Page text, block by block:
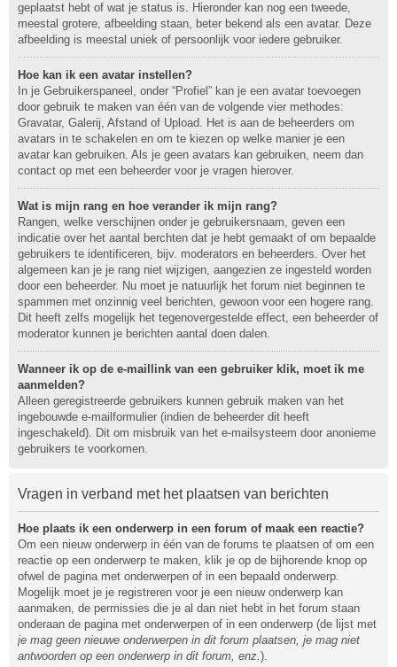
geplaatst hebt of wat je status is. Hieronder kan nog een tweede,
meestal grotere, afbeelding staan, beter bekend als een avatar. Deze
afbeelding is meestal uniek of persoonlijk voor iedere gebruiker.
Hoe kan ik een avatar instellen?
In je Gebruikerspaneel, onder “Profiel” kan je een avatar toevoegen
door gebruik te maken van één van de volgende vier methodes:
Gravatar, Galerij, Afstand of Upload. Het is aan de beheerders om
avatars in te schakelen en om te kiezen op welke manier je een
avatar kan gebruiken. Als je geen avatars kan gebruiken, neem dan
contact op met een beheerder voor je vragen hierover.
Wat is mijn rang en hoe verander ik mijn rang?
Rangen, welke verschijnen onder je gebruikersnaam, geven een
indicatie over het aantal berchten dat je hebt gemaakt of om bepaalde
gebruikers te identificeren, bijv. moderators en beheerders. Over het
algemeen kan je je rang niet wijzigen, aangezien ze ingesteld worden
door een beheerder. Nu moet je natuurlijk het forum niet beginnen te
spammen met onzinnig veel berichten, gewoon voor een hogere rang.
Dit heeft zelfs mogelijk het tegenovergestelde effect, een beheerder of
moderator kunnen je berichten aantal doen dalen.
Wanneer ik op de e-maillink van een gebruiker klik, moet ik me
aanmelden?
Alleen geregistreerde gebruikers kunnen gebruik maken van het
ingebouwde e-mailformulier (indien de beheerder dit heeft
ingeschakeld). Dit om misbruik van het e-mailsysteem door anonieme
gebruikers te voorkomen.
Vragen in verband met het plaatsen van berichten
Hoe plaats ik een onderwerp in een forum of maak een reactie?
Om een nieuw onderwerp in één van de forums te plaatsen of om een
reactie op een onderwerp te maken, klik je op de bijhorende knop op
ofwel de pagina met onderwerpen of in een bepaald onderwerp.
Mogelijk moet je je registreren voor je een nieuw onderwerp kan
aanmaken, de permissies die je al dan niet hebt in het forum staan
onderaan de pagina met onderwerpen of in een onderwerp (de lijst met
je mag geen nieuwe onderwerpen in dit forum plaatsen, je mag niet
antwoorden op een onderwerp in dit forum, enz.).